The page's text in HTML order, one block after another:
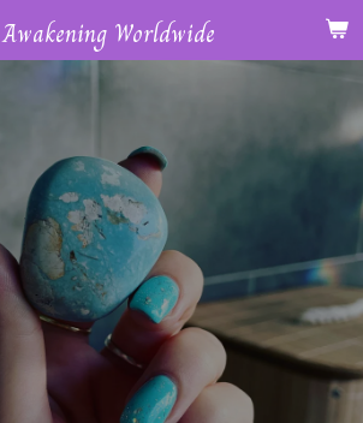
Awakening Worldwide